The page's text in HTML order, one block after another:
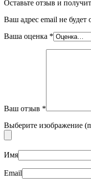
Наборы
Оставьте отзыв и
Ваш адрес email не будет
Ваша оценка *
Ваш отзыв *
Выберите изображение
Имя
Email